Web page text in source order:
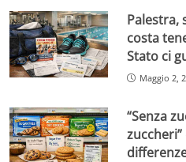
Palestra,
costa
Stato ci
Maggio 2,
“Senza